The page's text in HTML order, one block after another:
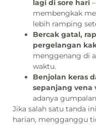
lagi di sore hari
membengkak
lebih ramping
Bercak gatal,
pergelangan
menggenang di
waktu.
Benjolan keras
sepanjang vena
adanya
Jika salah satu tanda
harian, mengganggu